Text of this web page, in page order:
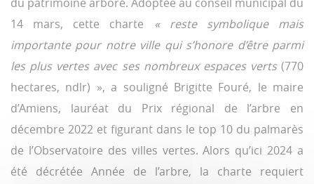
14 mars, cette charte
« reste symbolique mais
importante pour notre ville qui s’honore d’être parmi
les plus vertes avec ses nombreux espaces verts (770
hectares, ndlr) », a souligné Brigitte Fouré, le maire
d’Amiens, lauréat du Prix régional de l’arbre en
décembre 2022 et figurant dans le top 10 du palmarès
de l’Observatoire des villes vertes. Alors qu’ici 2024 a
été décrétée Année de l’arbre, la charte requiert